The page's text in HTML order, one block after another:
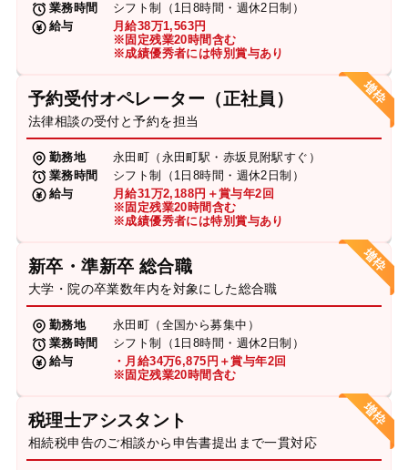
業務時間
シフト制（1日8時間・週休2日制）
給与
月給38万1,563円
※固定残業20時間含む
※成績優秀者には特別賞与あり
予約受付オペレーター（正社員）
法律相談の受付と予約を担当
勤務地
永田町（永田町駅・赤坂見附駅すぐ）
業務時間
シフト制（1日8時間・週休2日制）
給与
月給31万2,188円＋賞与年2回
※固定残業20時間含む
※成績優秀者には特別賞与あり
新卒・準新卒 総合職
大学・院の卒業数年内を対象にした総合職
勤務地
永田町（全国から募集中）
業務時間
シフト制（1日8時間・週休2日制）
給与
・月給34万6,875円＋賞与年2回
※固定残業20時間含む
税理士アシスタント
相続税申告のご相談から申告書提出まで一貫対応